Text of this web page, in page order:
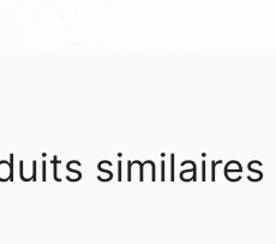
similaires